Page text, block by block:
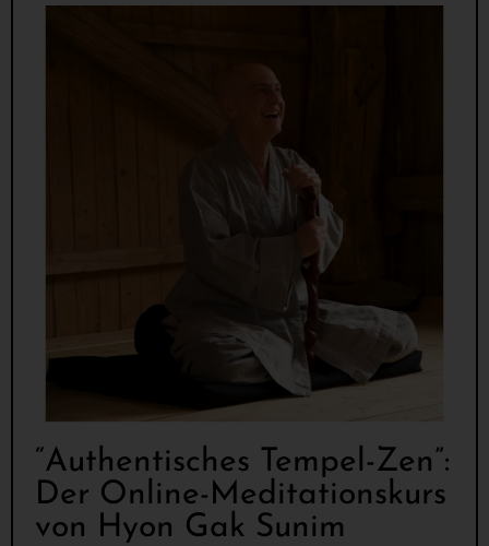
“Authentisches Tempel-Zen”:
Der Online-Meditationskurs
von Hyon Gak Sunim